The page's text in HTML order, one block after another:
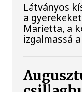
Látványos
a
Marietta, a
izgalmassá